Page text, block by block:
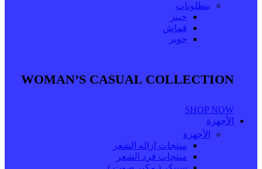
بنطلونات
جينز
قماش
جوبر
WOMAN’S CASUAL COLLECTION
SHOP NOW
الأجهزة
الأجهزة
منتجات إزاله الشعر
منتجات فرد الشعر